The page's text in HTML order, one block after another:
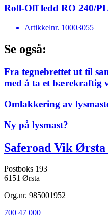
Roll-Off ledd RO 240/
Artikkelnr. 10003055
Se også:
Fra tegnebrettet ut til
med å ta et bærekraftig
Omlakkering av
Ny på lysmast?
Saferoad Vik Ørsta
Postboks 193
6151 Ørsta
Org.nr. 985001952
700 47 000